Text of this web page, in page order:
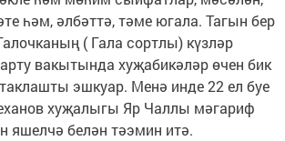
һәм, әлбәттә, тәме югала. Тагын бер
( Гала сортлы) күзләр
вакытында хуҗабикәләр өчен бик
эшкуар. Менә инде 22 ел буе
хуҗалыгы Яр Чаллы мәгариф
яшелчә белән тәэмин итә.